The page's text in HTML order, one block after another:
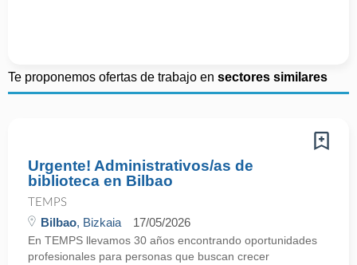
Te proponemos ofertas de trabajo en sectores similares
Urgente! Administrativos/as de
biblioteca en Bilbao
TEMPS
Bilbao, Bizkaia 17/05/2026
En TEMPS llevamos 30 años encontrando oportunidades
profesionales para personas que buscan crecer